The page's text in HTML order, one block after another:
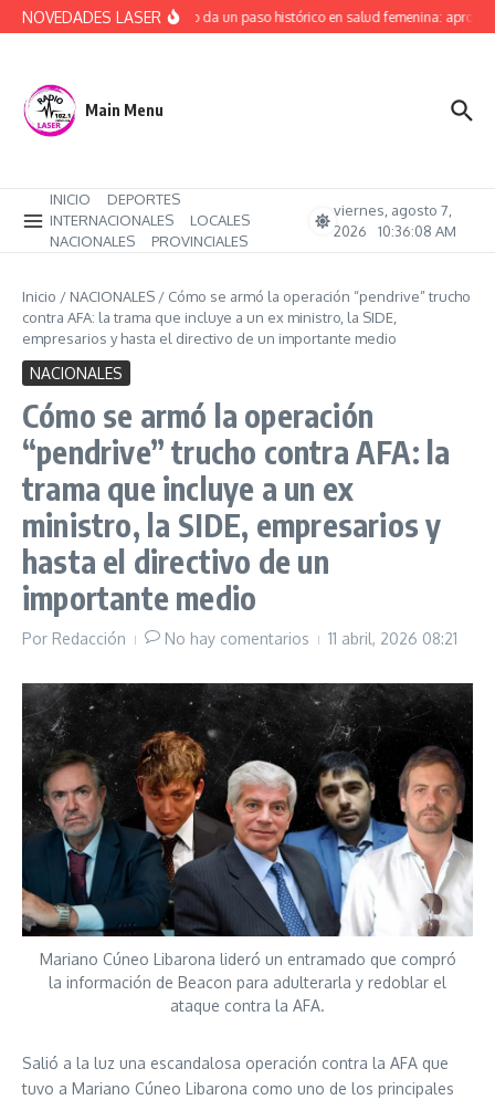
Saltar al contenido
NOVEDADES LASERRío Negro da un paso histórico en salud femenina: aprobó
Main Menu
INICIO
DEPORTES
INTERNACIONALES
LOCALES
NACIONALES
PROVINCIALES
viernes, agosto 7,
2026
10:36:09 AM
Inicio / NACIONALES / Cómo se armó la operación “pendrive” trucho
contra AFA: la trama que incluye a un ex ministro, la SIDE,
empresarios y hasta el directivo de un importante medio
NACIONALES
Cómo se armó la operación
“pendrive” trucho contra AFA: la
trama que incluye a un ex
ministro, la SIDE, empresarios y
hasta el directivo de un
importante medio
Por Redacción No hay comentarios 11 abril, 2026 08:21
Mariano Cúneo Libarona lideró un entramado que compró
la información de Beacon para adulterarla y redoblar el
ataque contra la AFA.
Salió a la luz una escandalosa operación contra la AFA que
tuvo a Mariano Cúneo Libarona como uno de los principales